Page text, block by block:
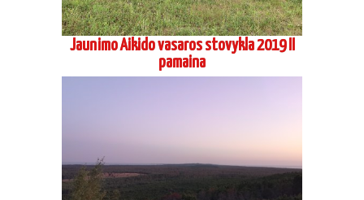
Jaunimo Aikido vasaros stovykla 2019 II
pamaina